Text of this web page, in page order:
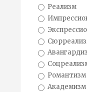
Реализм
Романтизм
Академизм